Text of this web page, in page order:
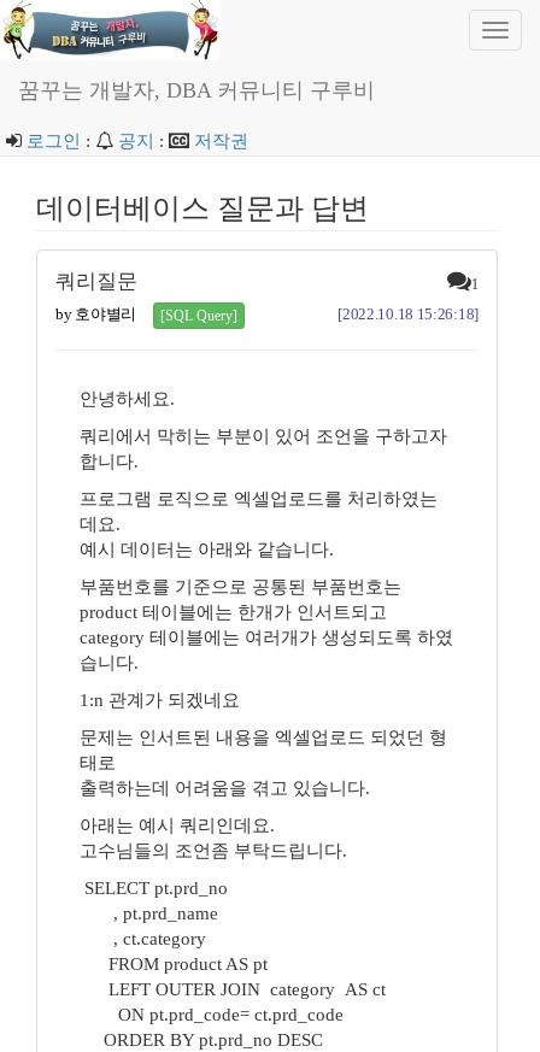
꿈꾸는 개발자, DBA 커뮤니티 구루비
로그인 : 공지 : 저작권
데이터베이스 질문과 답변
쿼리질문 1
by 호야별리 [SQL Query] [2022.10.18 15:26:18]
안녕하세요.
쿼리에서 막히는 부분이 있어 조언을 구하고자
합니다.
프로그램 로직으로 엑셀업로드를 처리하였는
데요.
예시 데이터는 아래와 같습니다.
부품번호를 기준으로 공통된 부품번호는
product 테이블에는 한개가 인서트되고
category 테이블에는 여러개가 생성되도록 하였
습니다.
1:n 관계가 되겠네요
문제는 인서트된 내용을 엑셀업로드 되었던 형
태로
출력하는데 어려움을 겪고 있습니다.
아래는 예시 쿼리인데요.
고수님들의 조언좀 부탁드립니다.
SELECT pt.prd_no
, pt.prd_name
, ct.category
FROM product AS pt
LEFT OUTER JOIN category AS ct
ON pt.prd_code= ct.prd_code
ORDER BY pt.prd_no DESC